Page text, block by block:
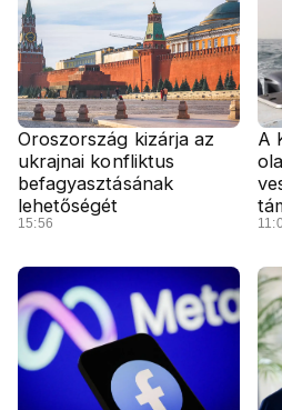
Oroszország kizárja az
ukrajnai konfliktus
befagyasztásának
lehetőségét
15:56
A